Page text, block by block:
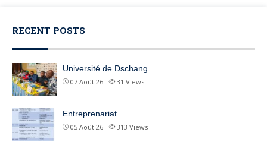
RECENT POSTS
Université de Dschang
07 Août 26 31 Views
Entreprenariat
05 Août 26 313 Views